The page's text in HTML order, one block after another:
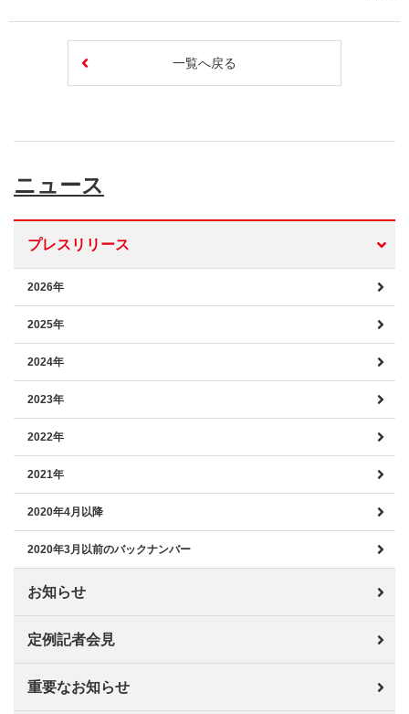
一覧へ戻る
ニュース
プレスリリース
2026年
2025年
2024年
2023年
2022年
2021年
2020年4月以降
2020年3月以前のバックナンバー
お知らせ
定例記者会見
重要なお知らせ